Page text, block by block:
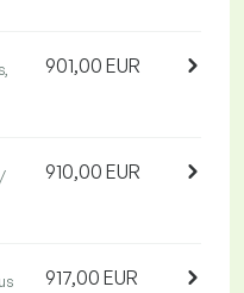
901,00 EUR
910,00 EUR
917,00 EUR